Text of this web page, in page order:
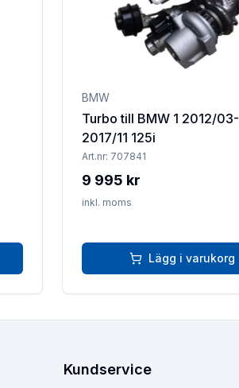
BMW
Turbo till BMW 1 2012/03-
2017/11 125i
Art.nr: 707841
9 995 kr
inkl. moms
Lägg i varukorg
Kundservice